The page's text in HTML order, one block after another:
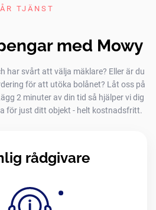
TJÄNST
med Mowy
har svårt att välja mäklare? Eller är du
för att utöka bolånet? Låt oss på
2 minuter av din tid så hjälper vi dig
för just ditt objekt - helt kostnadsfritt.
rådgivare